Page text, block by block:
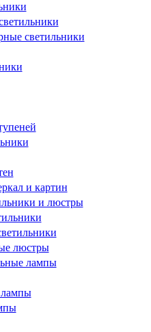
светильники
и картин
и люстры
люстры
лампы